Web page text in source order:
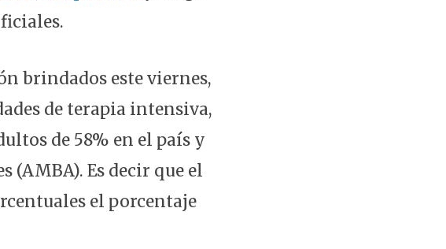
brindados este viernes,
de terapia intensiva,
de 58% en el país y
(AMBA). Es decir que el
el porcentaje